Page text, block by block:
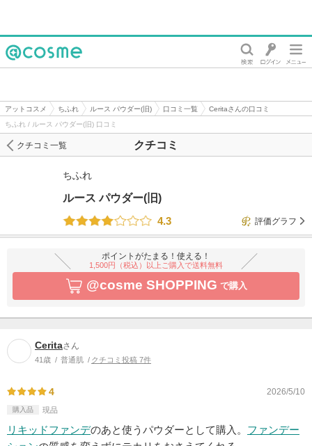
アットコスメ ちふれ ルース パウダー(旧) 口コミ一覧
Ceritaさんの口コミ
ちふれ / ルース パウダー(旧) 口コミ
クチコミ
クチコミ一覧
ちふれ
ルース パウダー(旧)
4.3
評価グラフ
ポイントがたまる！使える！
1,500円（税込）以上ご購入で送料無料
@cosme SHOPPING で購入
Ceritaさん
41歳 普通肌 クチコミ投稿 7件
4 2026/5/10
購入品 現品
リキッドファンデのあと使うパウダーとして購入。 ファンデー